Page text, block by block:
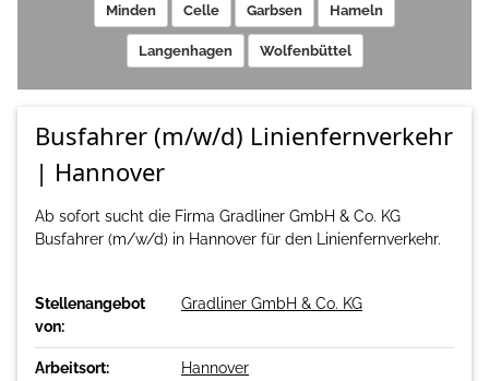
Minden Celle Garbsen Hameln
Langenhagen Wolfenbüttel
Busfahrer (m/w/d) Linienfernverkehr
| Hannover
Ab sofort sucht die Firma Gradliner GmbH & Co. KG
Busfahrer (m/w/d) in Hannover für den Linienfernverkehr.
Stellenangebot
von:
Gradliner GmbH & Co. KG
Arbeitsort: Hannover